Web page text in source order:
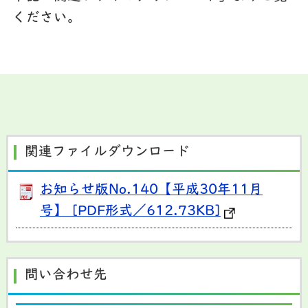
ください。
関連ファイルダウンロード
お知らせ版No.140【平成30年11月
号】 [PDF形式／612.73KB]
問い合わせ先